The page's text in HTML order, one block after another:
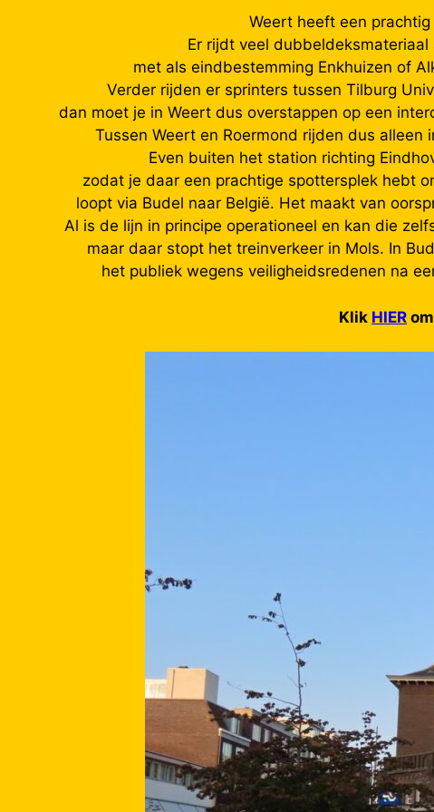
Weert heeft een
Er rijdt veel
met als eindbestemming Enkhuizen of
Verder rijden er sprinters tussen Tilburg
dan moet je in Weert dus overstappen op een
Tussen Weert en Roermond rijden dus
Even buiten het station richting
zodat je daar een prachtige spottersplek hebt
loopt via Budel naar België. Het maakt van
Al is de lijn in principe operationeel en kan die
maar daar stopt het treinverkeer in Mols. In
het publiek wegens veiligheidsredenen na
Klik HIER